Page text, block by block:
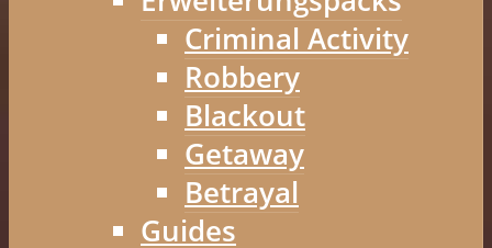
Criminal Activity
Robbery
Blackout
Getaway
Betrayal
Guides